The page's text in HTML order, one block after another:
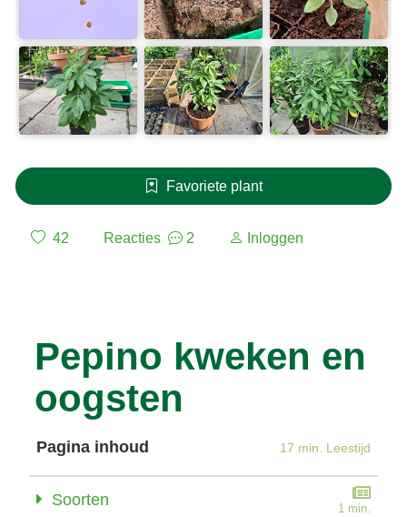
Favoriete plant
42 Reacties 2 Inloggen
Pepino kweken en
oogsten
Pagina inhoud 17 min. Leestijd
Soorten 1 min.